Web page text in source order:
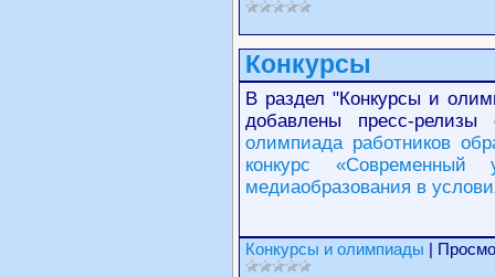
Конкурсы
В раздел "Конкурсы и
добавлены пресс-
олимпиада работников
конкурс «Современный
медиаобразования в
Конкурсы и олимпиады |